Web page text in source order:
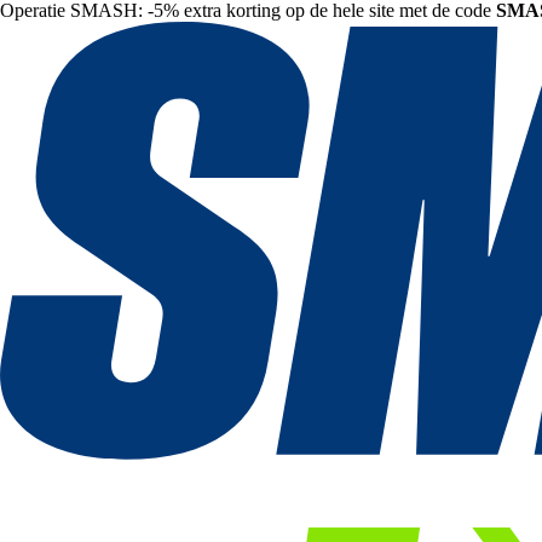
Operatie SMASH: -5% extra korting op de hele site met de code